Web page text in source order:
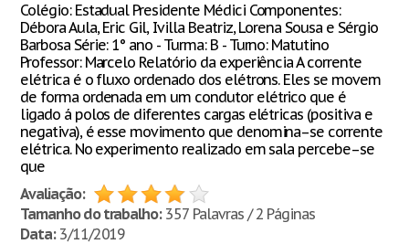
Colégio: Estadual Presidente Médici Componentes:
Débora Aula, Eric Gil, Ivilla Beatriz, Lorena Sousa e Sérgio
Barbosa Série: 1° ano - Turma: B - Turno: Matutino
Professor: Marcelo Relatório da experiência A corrente
elétrica é o fluxo ordenado dos elétrons. Eles se movem
de forma ordenada em um condutor elétrico que é
ligado á polos de diferentes cargas elétricas (positiva e
negativa), é esse movimento que denomina–se corrente
elétrica. No experimento realizado em sala percebe–se
que
Avaliação:
Tamanho do trabalho:357 Palavras / 2 Páginas
Data:3/11/2019